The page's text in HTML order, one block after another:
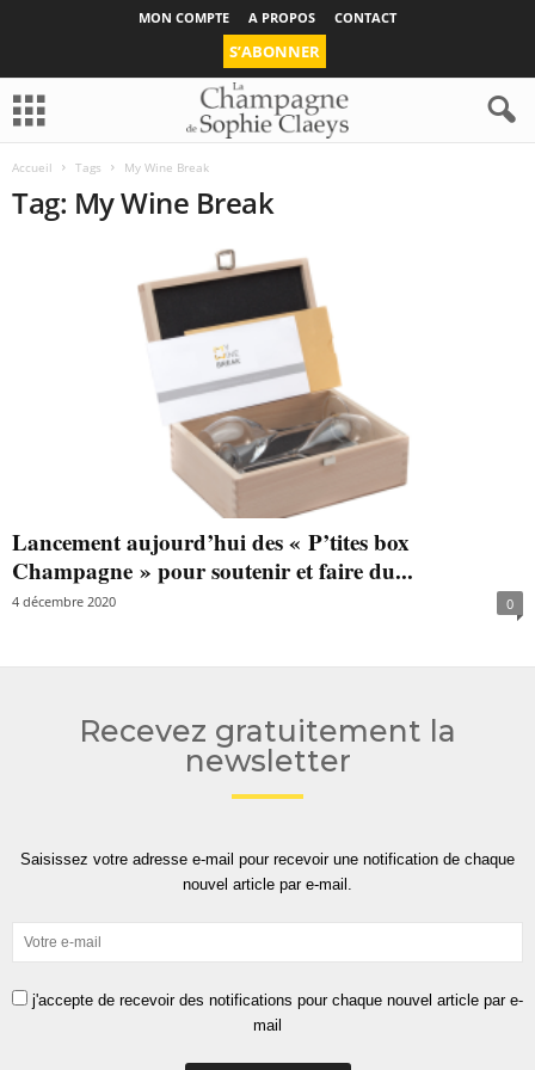
MON COMPTE A PROPOS CONTACT
S’ABONNER
Accueil Tags My Wine Break
Tag: My Wine Break
Lancement aujourd’hui des « P’tites box
Champagne » pour soutenir et faire du...
4 décembre 2020 0
Recevez gratuitement la
newsletter
Saisissez votre adresse e-mail pour recevoir une notification de chaque
nouvel article par e-mail.
j'accepte de recevoir des notifications pour chaque nouvel article par e-
mail